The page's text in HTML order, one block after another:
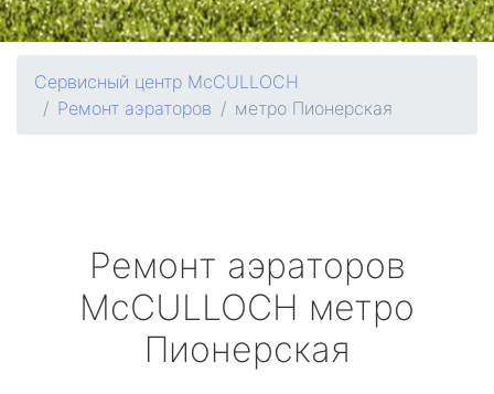
Сервисный центр McCULLOCH
Ремонт аэраторов
метро Пионерская
Ремонт аэраторов
McCULLOCH метро
Пионерская